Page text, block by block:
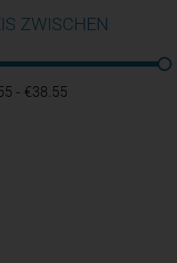
ZWISCHEN
ZWISCHEN
- €38.55